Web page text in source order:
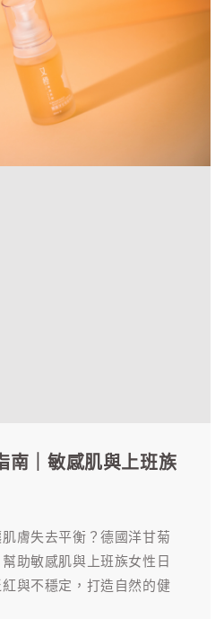
南｜敏感肌與上班族
膚失去平衡？德國洋甘菊
助敏感肌與上班族女性日
與不穩定，打造自然的健